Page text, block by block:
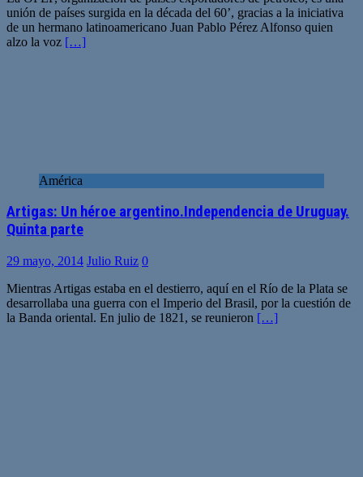
unión de países surgida en la década del 60’, gracias a la iniciativa
de un hermano latinoamericano Juan Pablo Pérez Alfonso quien
alzo la voz […]
América
Artigas: Un héroe argentino.Independencia de Uruguay.
Quinta parte
29 mayo, 2014 Julio Ruiz 0
Mientras Artigas estaba en el destierro, aquí en el Río de la Plata se
desarrollaba una guerra con el Imperio del Brasil, por la cuestión de
la Banda oriental. En julio de 1821, se reunieron […]